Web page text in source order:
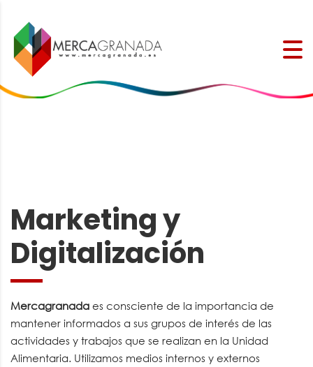
Marketing y
Digitalización
Mercagranada es consciente de la importancia de
mantener informados a sus grupos de interés de las
actividades y trabajos que se realizan en la Unidad
Alimentaria. Utilizamos medios internos y externos